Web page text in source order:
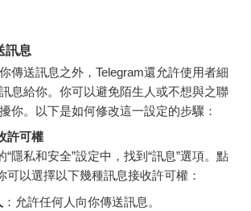
訊息
傳送訊息之外，Telegram還允許使用者細
息給你。你可以避免陌生人或不想與之聯
你。以下是如何修改這一設定的步驟：
許可權
“隱私和安全”設定中，找到“訊息”選項。點
可以選擇以下幾種訊息接收許可權：
：允許任何人向你傳送訊息。